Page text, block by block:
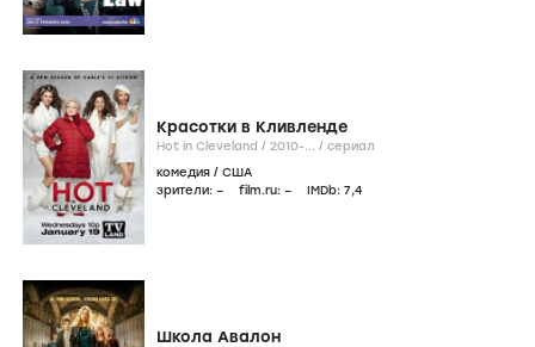
Красотки в Кливленде
Hot in Cleveland / 2010-... / сериал
комедия / США
зрители: – film.ru: – IMDb: 7,4
Школа Авалон